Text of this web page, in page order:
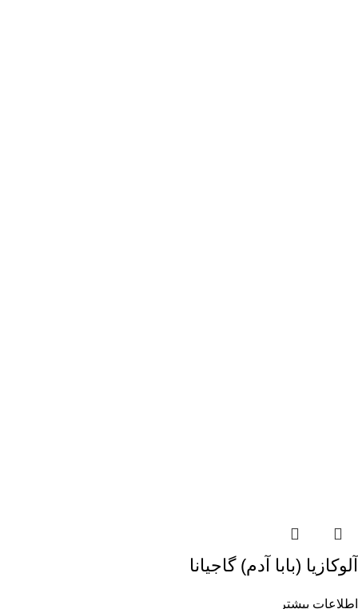
آلوکازیا (بابا آدم) گاجیانا
اطلاعات بیشتر